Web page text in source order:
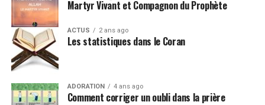
Martyr Vivant et Compagnon du Prophète
ACTUS 2 ans ago
Les statistiques dans le Coran
ADORATION 4 ans ago
Comment corriger un oubli dans la prière